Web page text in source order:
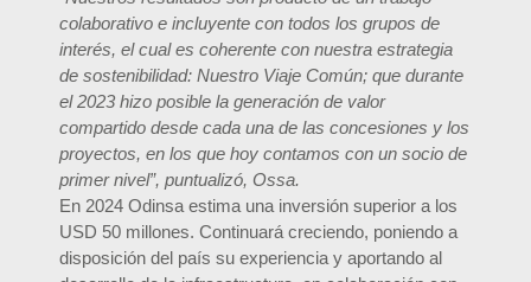
colaborativo e incluyente con todos los grupos de
interés, el cual es coherente con nuestra estrategia
de sostenibilidad: Nuestro Viaje Común; que durante
el 2023 hizo posible la generación de valor
compartido desde cada una de las concesiones y los
proyectos, en los que hoy contamos con un socio de
primer nivel”, puntualizó, Ossa.
En 2024 Odinsa estima una inversión superior a los
USD 50 millones. Continuará creciendo, poniendo a
disposición del país su experiencia y aportando al